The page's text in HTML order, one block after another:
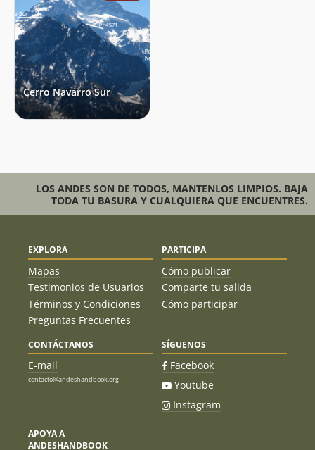
Cerro Navarro Sur
LOS ANDES SON DE TODOS, MANTENLOS LIMPIOS. BAJA
TODA TU BASURA Y CUALQUIERA QUE ENCUENTRES.
EXPLORA
Mapas
Testimonios de Usuarios
Términos y Condiciones
Preguntas Frecuentes
PARTICIPA
Cómo publicar
Comparte tu salida
Cómo participar
CONTÁCTANOS
E-mail
contacto@andeshandbook.org
SÍGUENOS
Facebook
Youtube
Instagram
APOYA A
ANDESHANDBOOK